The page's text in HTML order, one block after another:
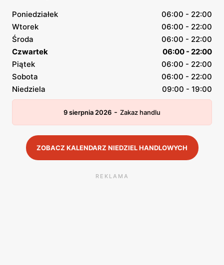
Poniedziałek
06:00 - 22:00
Wtorek
06:00 - 22:00
Środa
06:00 - 22:00
Czwartek
06:00 - 22:00
Piątek
06:00 - 22:00
Sobota
06:00 - 22:00
Niedziela
09:00 - 19:00
9 sierpnia 2026 - Zakaz handlu
ZOBACZ KALENDARZ NIEDZIEL HANDLOWYCH
REKLAMA